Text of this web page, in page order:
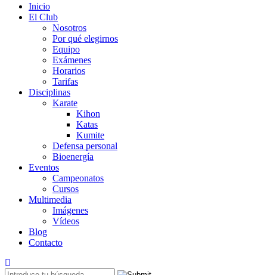
Inicio
El Club
Nosotros
Por qué elegirnos
Equipo
Exámenes
Horarios
Tarifas
Disciplinas
Karate
Kihon
Katas
Kumite
Defensa personal
Bioenergía
Eventos
Campeonatos
Cursos
Multimedia
Imágenes
Vídeos
Blog
Contacto